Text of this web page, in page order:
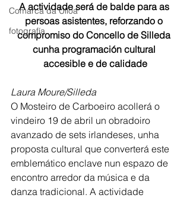
Comarca da Ulloa
fotografía
A actividade será de balde para as
persoas asistentes, reforzando o
compromiso do Concello de Silleda
cunha programación cultural
accesible e de calidade
Laura Moure/Silleda
O Mosteiro de Carboeiro acollerá o
vindeiro 19 de abril un obradoiro
avanzado de sets irlandeses, unha
proposta cultural que converterá este
emblemático enclave nun espazo de
encontro arredor da música e da
danza tradicional. A actividade